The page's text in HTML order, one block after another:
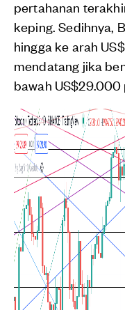
pertahanan
keping. Sedihnya,
hingga ke arah
mendatang jika
bawah US$29.000